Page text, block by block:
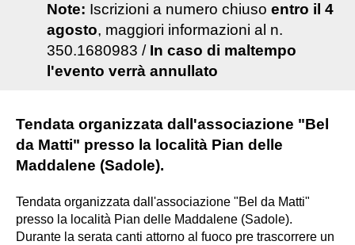
Note: Iscrizioni a numero chiuso entro il 4
agosto, maggiori informazioni al n.
350.1680983 / In caso di maltempo
l'evento verrà annullato
Tendata organizzata dall'associazione "Bel
da Matti" presso la località Pian delle
Maddalene (Sadole).
Tendata organizzata dall'associazione "Bel da Matti"
presso la località Pian delle Maddalene (Sadole).
Durante la serata canti attorno al fuoco pre trascorrere un